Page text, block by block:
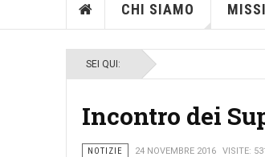
CHI SIAMO
SEI QUI:
Incontro dei
NOTIZIE 24 NOVEMBRE 2016 VISITE: